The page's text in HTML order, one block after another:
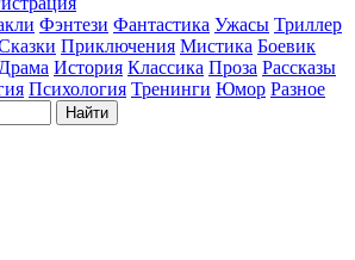
Фэнтези Фантастика Ужасы Триллер
Приключения Мистика Боевик
Драма История Классика Проза Рассказы
Психология Тренинги Юмор Разное
Найти